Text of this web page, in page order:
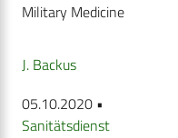
Military Medicine
J. Backus
05.10.2020 •
Sanitätsdienst